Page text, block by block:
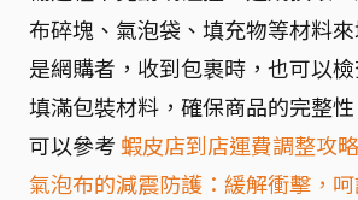
布碎塊、氣泡袋、填充物等材料
是網購者，收到包裹時，也可以
填滿包裝材料，確保商品的完整性
可以參考 蝦皮店到店運費調整攻
氣泡布的減震防護：緩解衝擊，